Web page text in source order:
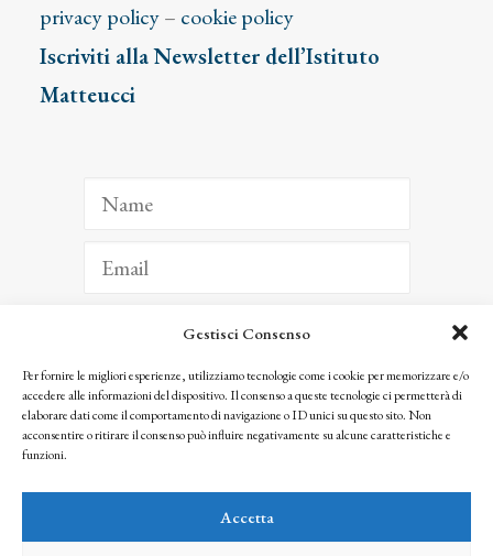
Gestisci Consenso
Per fornire le migliori esperienze, utilizziamo tecnologie come i cookie per memorizzare e/o
accedere alle informazioni del dispositivo. Il consenso a queste tecnologie ci permetterà di
elaborare dati come il comportamento di navigazione o ID unici su questo sito. Non
acconsentire o ritirare il consenso può influire negativamente su alcune caratteristiche e
funzioni.
Accetta
privacy policy– cookie policy
Iscriviti alla Newsletter dell’Istituto
Matteucci
ISCRIVITI
Facendo clic per iscriverti, riconosci che le tue informazioni saranno trattate
seguendo la nostra Privacy Policy
© 2025 Istituto Matteucci. All right reserved
l’autorizzazione scritta dei proprietari dei diritti e dell’Istituto Matteucci